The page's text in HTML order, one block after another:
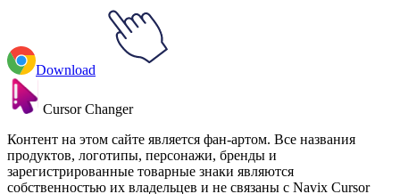
Download
Cursor Changer
Контент на этом сайте является фан-артом. Все названия
продуктов, логотипы, персонажи, бренды и
зарегистрированные товарные знаки являются
собственностью их владельцев и не связаны с Navix Cursor